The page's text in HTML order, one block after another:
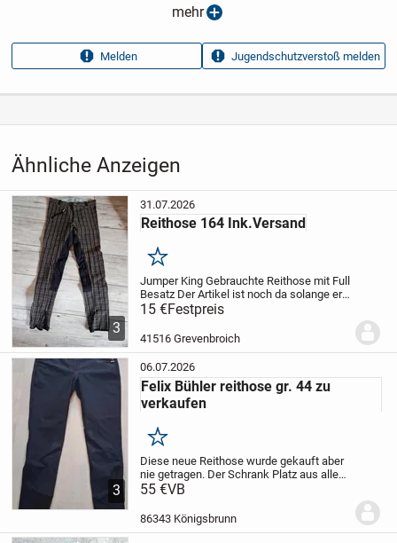
Ähnliche Anzeigen
3
31.07.2026
Reithose 164 Ink.Versand
Merken
Jumper KingGebrauchte Reithose mit Full
Besatz Der Artikel ist noch da solange er
eingestellt ist,biete noch viele andere
Pay Pal vorhanden
Privatverkauf - Keine...
15 €Festpreis
41516 Grevenbroich
3
06.07.2026
Felix Bühler reithose gr. 44 zu
verkaufen
Merken
Diese neue Reithose wurde gekauft aber
nie getragen. Der Schrank Platz aus allen
Nächte und aus diesem Grund versuche
Versand möglichES HANDELT SICH UM
EIN...
55 €VB
86343 Königsbrunn
05.07.2026
Anzeigen­kennung
307f27a2
Aufrufe dieser
32
Reitbekleidung›Reithosen
mehr
Melden Jugendschutzverstoß melden